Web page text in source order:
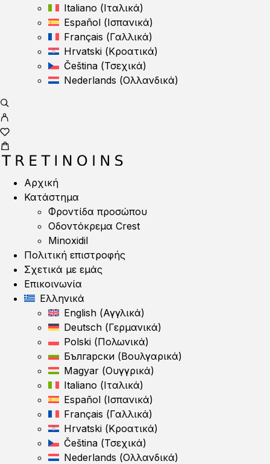
Italiano (Ιταλικά)
Español (Ισπανικά)
Français (Γαλλικά)
Hrvatski (Κροατικά)
Čeština (Τσεχικά)
Nederlands (Ολλανδικά)
Αρχική
Κατάστημα
Φροντίδα προσώπου
Οδοντόκρεμα Crest
Minoxidil
Πολιτική επιστροφής
Σχετικά με εμάς
Επικοινωνία
Ελληνικά
English (Αγγλικά)
Deutsch (Γερμανικά)
Polski (Πολωνικά)
Български (Βουλγαρικά)
Magyar (Ουγγρικά)
Italiano (Ιταλικά)
Español (Ισπανικά)
Français (Γαλλικά)
Hrvatski (Κροατικά)
Čeština (Τσεχικά)
Nederlands (Ολλανδικά)